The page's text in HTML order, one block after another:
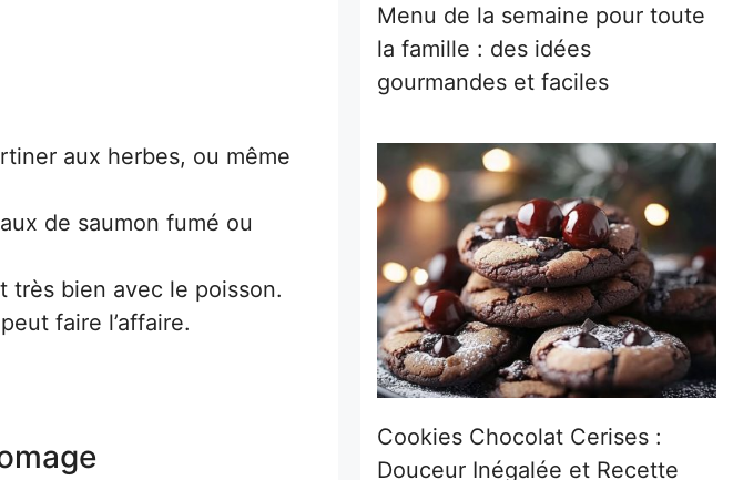
aux herbes, ou même
de saumon fumé ou
très bien avec le poisson.
faire l’affaire.
Menu de la semaine pour toute
la famille : des idées
gourmandes et faciles
Cookies Chocolat Cerises :
Douceur Inégalée et Recette